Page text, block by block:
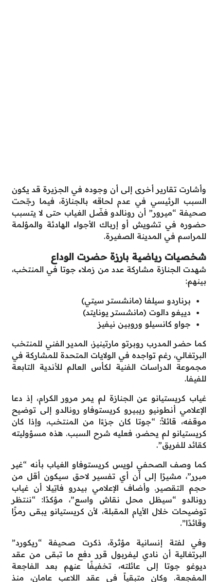
وأشارت تقارير أخرى إلى أن وجوده في الجزيرة قد يكون
السبب الرئيسي في عدم لحاقه بالجنازة، فيما رجّحت
صحيفة “ميرور” أن رونالدو فضّل الغياب حتى لا يتسبب
حضوره في تشويش أو إرباك الأجواء الهادئة والمؤلمة
للمراسم في المدينة الصغيرة.
شخصيات رياضية بارزة حضرت الوداع
شهدت الجنازة مشاركة عدد من زملاء جوتا في المنتخب،
بينهم:
برناردو سيلفا (مانشستر سيتي)
دييغو دالوت (مانشستر يونايتد)
جواو كانسيلو وروبين نيفيز
كما حضر المدرب روبرتو مارتينيز، المدير الفني للمنتخب
البرتغالي، رغم تواجده في الولايات المتحدة للمشاركة في
مجموعة الدراسات الفنية لكأس العالم للأندية التابعة
للفيفا.
غياب كريستيانو عن الجنازة لم يمر مرور الكرام، إذ دعا
الإعلامي أنطونيو ريبيرو كريستوفاو رونالدو إلى توضيح
موقفه، قائلاً: “جوتا كان جزءًا من المنتخب، وإذا كان
كريستيانو لم يحضر، فعليه شرح السبب. هذه مسؤوليته
كقائد للفريق”.
كما وصف الصحفي لويس كريستوفاو الغياب بأنه “غير
مبرر”، مشيرًا إلى أن أي تفسير لاحق سيكون أقل من
حجم التقصير. وأضاف الإعلامي بيدرو فاتِيلا أن غياب
رونالدو “سيظل محل نقاش واسع”، مؤكدًا: “ننتظر
توضيحات خلال الأيام المقبلة، لأن كريستيانو يبقى رمزًا
وقائدًا”.
وفي لفتة إنسانية مؤثرة، ذكرت صحيفة “ريكورد”
البرتغالية أن نادي ليفربول قرر دفع ما تبقى من عقد
ديوغو جوتا إلى عائلته، تخفيفًا عنهم بعد الفاجعة
المفجعة. وكان متبقياً في عقد اللاعب عامان، منذ